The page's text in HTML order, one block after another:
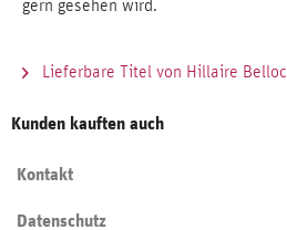
gern gesehen wird.
Lieferbare Titel von Hillaire Belloc
Kunden kauften auch
Kontakt
Datenschutz